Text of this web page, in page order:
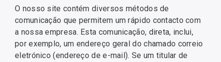
O nosso site contém diversos métodos de
comunicação que permitem um rápido contacto com
a nossa empresa. Esta comunicação, direta, inclui,
por exemplo, um endereço geral do chamado correio
eletrónico (endereço de e-mail). Se um titular de